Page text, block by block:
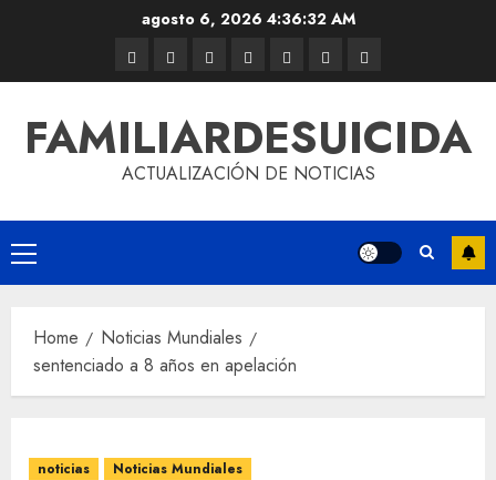
agosto 6, 2026 4:36:32 AM
FAMILIARDESUICIDA
ACTUALIZACIÓN DE NOTICIAS
Home
Noticias Mundiales
sentenciado a 8 años en apelación
noticias Noticias Mundiales